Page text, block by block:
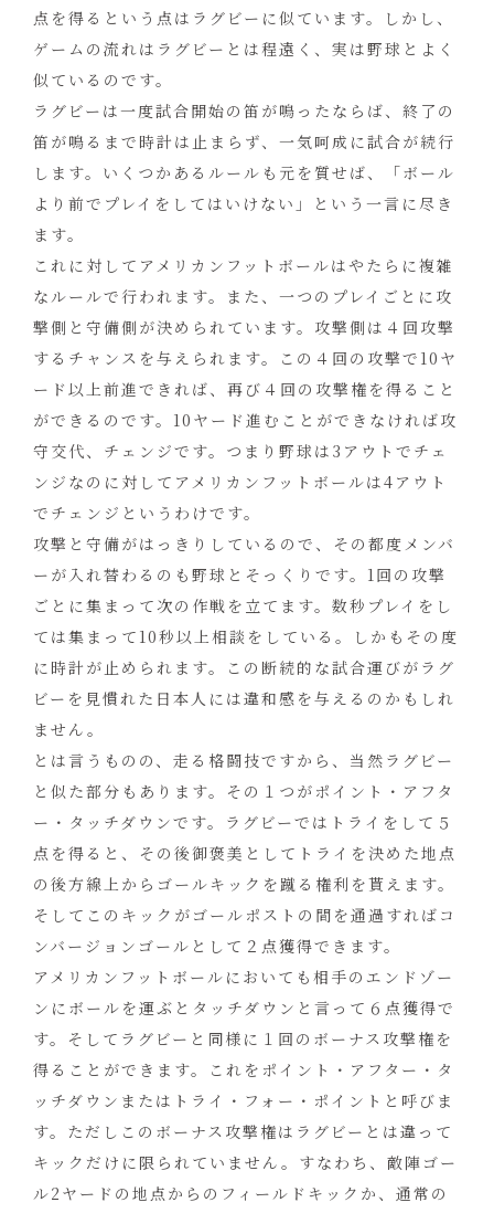
点を得るという点はラグビーに似ています。しかし、
ゲームの流れはラグビーとは程遠く、実は野球とよく
似ているのです。
ラグビーは一度試合開始の笛が鳴ったならば、終了の
笛が鳴るまで時計は止まらず、一気呵成に試合が続行
します。いくつかあるルールも元を質せば、「ボール
より前でプレイをしてはいけない」という一言に尽き
ます。
これに対してアメリカンフットボールはやたらに複雑
なルールで行われます。また、一つのプレイごとに攻
撃側と守備側が決められています。攻撃側は４回攻撃
するチャンスを与えられます。この４回の攻撃で10ヤ
ード以上前進できれば、再び４回の攻撃権を得ること
ができるのです。10ヤード進むことができなければ攻
守交代、チェンジです。つまり野球は3アウトでチェ
ンジなのに対してアメリカンフットボールは4アウト
でチェンジというわけです。
攻撃と守備がはっきりしているので、その都度メンバ
ーが入れ替わるのも野球とそっくりです。1回の攻撃
ごとに集まって次の作戦を立てます。数秒プレイをし
ては集まって10秒以上相談をしている。しかもその度
に時計が止められます。この断続的な試合運びがラグ
ビーを見慣れた日本人には違和感を与えるのかもしれ
ません。
とは言うものの、走る格闘技ですから、当然ラグビー
と似た部分もあります。その１つがポイント・アフタ
ー・タッチダウンです。ラグビーではトライをして５
点を得ると、その後御褒美としてトライを決めた地点
の後方線上からゴールキックを蹴る権利を貰えます。
そしてこのキックがゴールポストの間を通過すればコ
ンバージョンゴールとして２点獲得できます。
アメリカンフットボールにおいても相手のエンドゾー
ンにボールを運ぶとタッチダウンと言って６点獲得で
す。そしてラグビーと同様に１回のボーナス攻撃権を
得ることができます。これをポイント・アフター・タ
ッチダウンまたはトライ・フォー・ポイントと呼びま
す。ただしこのボーナス攻撃権はラグビーとは違って
キックだけに限られていません。すなわち、敵陣ゴー
ル2ヤードの地点からのフィールドキックか、通常の